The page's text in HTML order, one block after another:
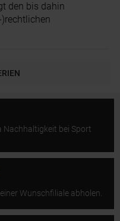
den bis dahin
Nachhaltigkeit bei Sport
Wunschfiliale abholen.